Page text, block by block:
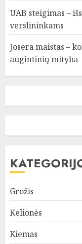
UAB steigimas –
verslininkams
Josera maistas –
augintinių mityba
Grožis
Kelionės
Kiemas